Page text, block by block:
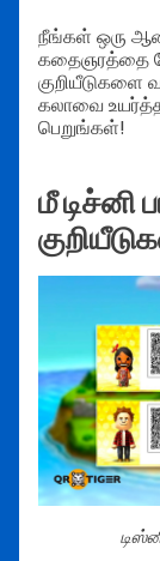
நீங்கள் ஒரு
கதைஞரத்தை
குறியீடுகளை
கலாவை
பெறுங்கள்!
மீ டிச்னி